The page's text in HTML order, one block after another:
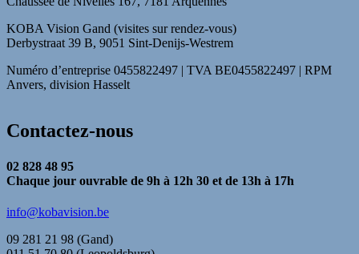
KOBA Vision Gand (visites sur rendez-vous)
Derbystraat 39 B, 9051 Sint-Denijs-Westrem
Numéro d’entreprise 0455822497 | TVA BE0455822497 | RPM
Anvers, division Hasselt
Contactez-nous
02 828 48 95
Chaque jour ouvrable de 9h à 12h 30 et de 13h à 17h
info@kobavision.be
09 281 21 98 (Gand)